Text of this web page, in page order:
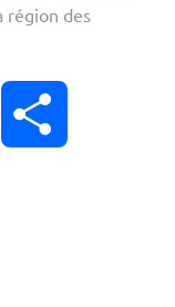
région des
WhatsApp